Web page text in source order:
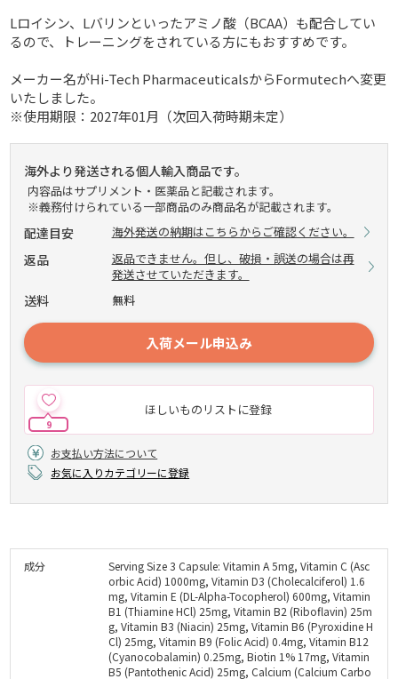
Lロイシン、Lバリンといったアミノ酸（BCAA）も配合してい
るので、トレーニングをされている方にもおすすめです。
メーカー名がHi-Tech PharmaceuticalsからFormutechへ変更
いたしました。
※使用期限：2027年01月（次回入荷時期未定）
海外より発送される個人輸入商品です。
内容品はサプリメント・医薬品と記載されます。
※義務付けられている一部商品のみ商品名が記載されます。
配達目安 海外発送の納期はこちらからご確認ください。
返品
返品できません。但し、破損・誤送の場合は再
発送させていただきます。
送料 無料
入荷メール申込み
ほしいものリストに登録
9
お支払い方法について
お気に入りカテゴリーに登録
成分
Serving Size 3 Capsule: Vitamin A 5mg, Vitamin C (Asc
orbic Acid) 1000mg, Vitamin D3 (Cholecalciferol) 1.6
mg, Vitamin E (DL-Alpha-Tocopherol) 600mg, Vitamin
B1 (Thiamine HCl) 25mg, Vitamin B2 (Riboflavin) 25m
g, Vitamin B3 (Niacin) 25mg, Vitamin B6 (Pyroxidine H
Cl) 25mg, Vitamin B9 (Folic Acid) 0.4mg, Vitamin B12
(Cyanocobalamin) 0.25mg, Biotin 1% 17mg, Vitamin
B5 (Pantothenic Acid) 25mg, Calcium (Calcium Carbo